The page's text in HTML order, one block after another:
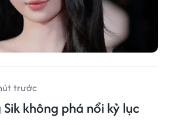
trước
Sik không phá nổi kỷ lục